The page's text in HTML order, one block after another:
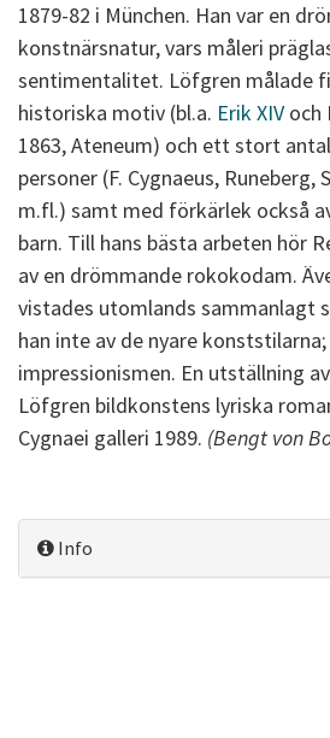
1879-82 i München. Han var en
konstnärsnatur, vars måleri
sentimentalitet. Löfgren målade
historiska motiv (bl.a. Erik XIVoch
1863, Ateneum) och ett stort
personer (F. Cygnaeus, Runeberg,
m.fl.) samt med förkärlek också
barn. Till hans bästa arbeten hör
av en drömmande rokokodam.
vistades utomlands sammanlagt
han inte av de nyare
impressionismen. En utställning
Löfgren bildkonstens lyriska
Cygnaei galleri 1989. (Bengt von
Info